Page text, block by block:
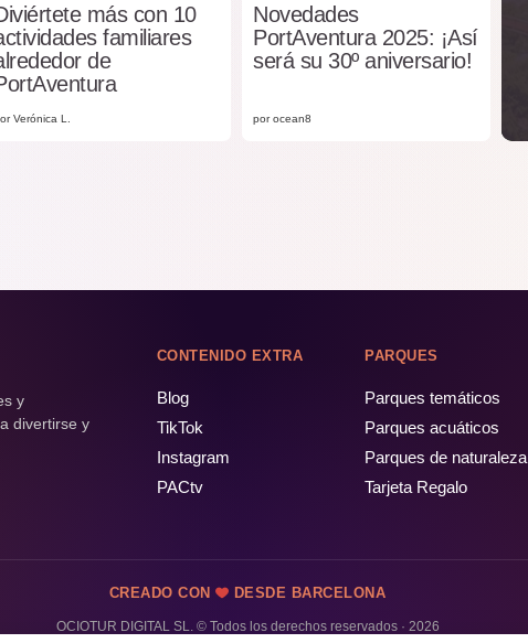
más con 10
familiares
de
Verónica L.
Novedades
PortAventura 2025: ¡Así
será su 30º aniversario!
por ocean8
y
divertirse y
CONTENIDO EXTRA
Blog
TikTok
Instagram
PACtv
PARQUES
Parques temáticos
Parques acuáticos
Parques de naturaleza
Tarjeta Regalo
CREADO CON DESDE BARCELONA
OCIOTUR DIGITAL SL. © Todos los derechos reservados · 2026